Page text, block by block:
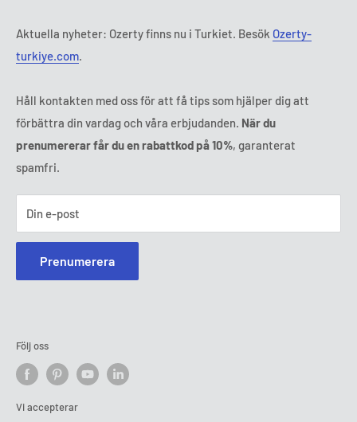
Tl: 010 884 87 30
E-post:
Aktuella nyheter: Ozerty finns nu i Turkiet. Besök Ozerty-
turkiye.com.
Håll kontakten med oss för att få tips som hjälper dig att
förbättra din vardag och våra erbjudanden. När du
prenumererar får du en rabattkod på 10%, garanterat
spamfri.
Din e-post
Prenumerera
Följ oss
Vi accepterar